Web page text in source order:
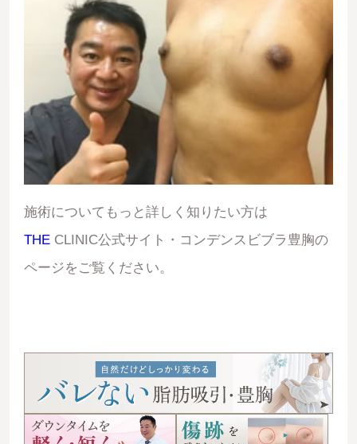
施術についてもっと詳しく知りたい方は
THE CLINIC公式サイト・コンデンスビブラ豊胸の
ページをご覧ください。